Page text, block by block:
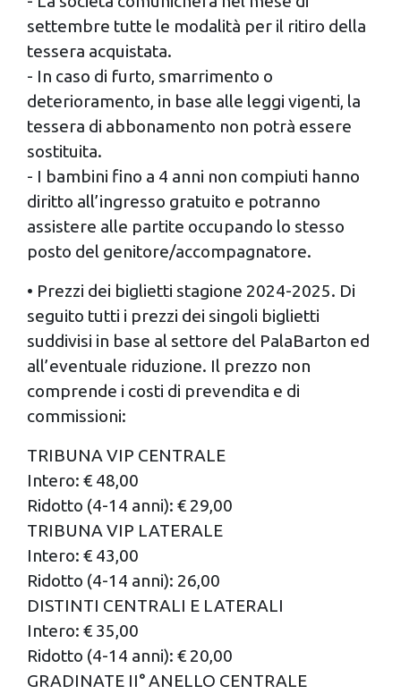
settembre tutte le modalità per il ritiro della
tessera acquistata.
- In caso di furto, smarrimento o
deterioramento, in base alle leggi vigenti, la
tessera di abbonamento non potrà essere
sostituita.
- I bambini fino a 4 anni non compiuti hanno
diritto all’ingresso gratuito e potranno
assistere alle partite occupando lo stesso
posto del genitore/accompagnatore.
• Prezzi dei biglietti stagione 2024-2025. Di
seguito tutti i prezzi dei singoli biglietti
suddivisi in base al settore del PalaBarton ed
all’eventuale riduzione. Il prezzo non
comprende i costi di prevendita e di
commissioni:
TRIBUNA VIP CENTRALE
Intero: € 48,00
Ridotto (4-14 anni): € 29,00
TRIBUNA VIP LATERALE
Intero: € 43,00
Ridotto (4-14 anni): 26,00
DISTINTI CENTRALI E LATERALI
Intero: € 35,00
Ridotto (4-14 anni): € 20,00
GRADINATE II° ANELLO CENTRALE